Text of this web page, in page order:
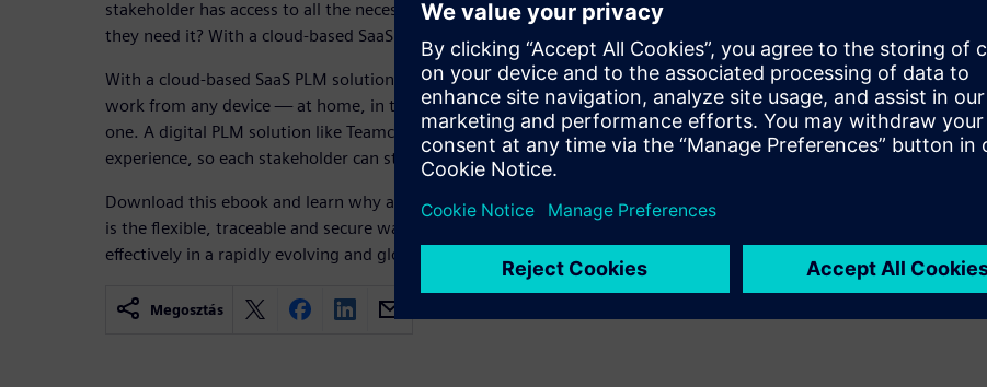
stakeholder has access to all the necessary information whenever and wherever
they need it? With a cloud-based SaaS PLM solution.
With a cloud-based SaaS PLM solution like Teamcenter X from Siemens, you can
work from any device — at home, in the office or on the shop floor — on day
one. A digital PLM solution like Teamcenter X offers an easy and accessible user
experience, so each stakeholder can start working effectively on day one.
Download this ebook and learn why a cloud-based SaaS PLM like Teamcenter X
is the flexible, traceable and secure way to introduce new smart products
effectively in a rapidly evolving and global environment.
Megosztás